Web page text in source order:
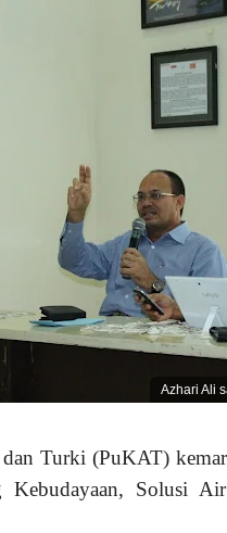
Azhari Ali
dan Turki (PuKAT)
Kebudayaan, Solusi